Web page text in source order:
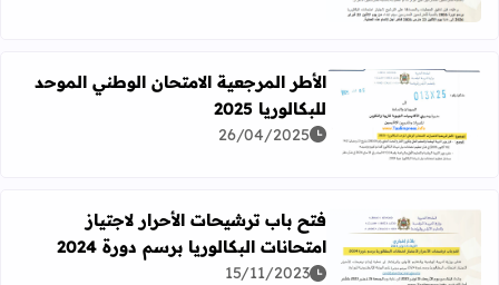
اقرأ المزيد عن الأطر المرجعية الامتحان الوطني الموحد للبكالوريا
الأطر المرجعية الامتحان الوطني الموحد
للبكالوريا 2025
26/04/2025
اقرأ المزيد عن فتح باب ترشيحات الأحرار لاجتياز امتحانات
فتح باب ترشيحات الأحرار لاجتياز
امتحانات البكالوريا برسم دورة 2024
15/11/2023